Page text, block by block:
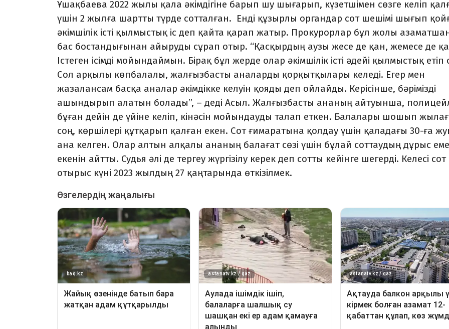
Ұшақбаева 2022 жылы қала әкімдігіне барып шу шығарып, күзетшімен сөзге келіп
үшін 2 жылға шартты түрде сотталған. Енді құзырлы органдар сот шешімі шығып
әкімшілік істі қылмыстық іс деп қайта қарап жатыр. Прокурорлар бұл жолы
бас бостандығынан айыруды сұрап отыр. “Қасқырдың аузы жесе де қан, жемесе де
Істеген ісімді мойындаймын. Бірақ бұл жерде олар әкімшілік істі әдейі қылмыстық
Сол арқылы көпбалалы, жалғызбасты аналарды қорқытқылары келеді. Егер мен
жазалансам басқа аналар әкімдікке келуін қояды деп ойлайды. Керісінше, бәрімізді
ашындырып алатын болады”, – деді Асыл. Жалғызбасты ананың айтуынша,
бұған дейін де үйіне келіп, кінәсін мойындауды талап еткен. Балалары шошып
соң, көршілері құтқарып қалған екен. Сот ғимаратына қолдау үшін қаладағы 30-ға
ана келген. Олар алтын алқалы ананың балағат сөзі үшін бұлай соттаудың дұрыс
екенін айтты. Судья әлі де тергеу жүргізілу керек деп сотты кейінге шегерді. Келесі сот
отырыс күні 2023 жылдың 27 қаңтарында өткізілмек.